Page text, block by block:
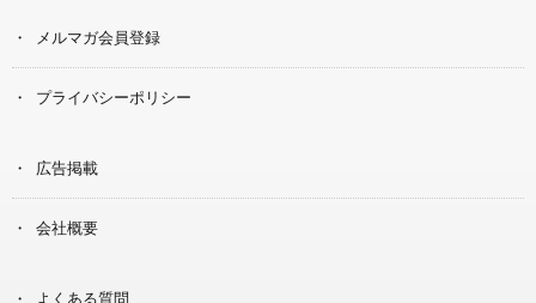
メルマガ会員登録
プライバシーポリシー
広告掲載
会社概要
よくある質問